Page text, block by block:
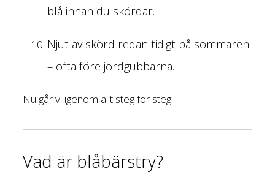
blå innan du skördar.
Njut av skörd redan tidigt på sommaren
– ofta före jordgubbarna.
Nu går vi igenom allt steg för steg.
Vad är blåbärstry?